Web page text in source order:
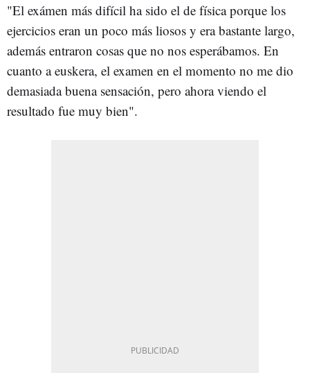
"El exámen más difícil ha sido el de física porque los
ejercicios eran un poco más liosos y era bastante largo,
además entraron cosas que no nos esperábamos. En
cuanto a euskera, el examen en el momento no me dio
demasiada buena sensación, pero ahora viendo el
resultado fue muy bien".